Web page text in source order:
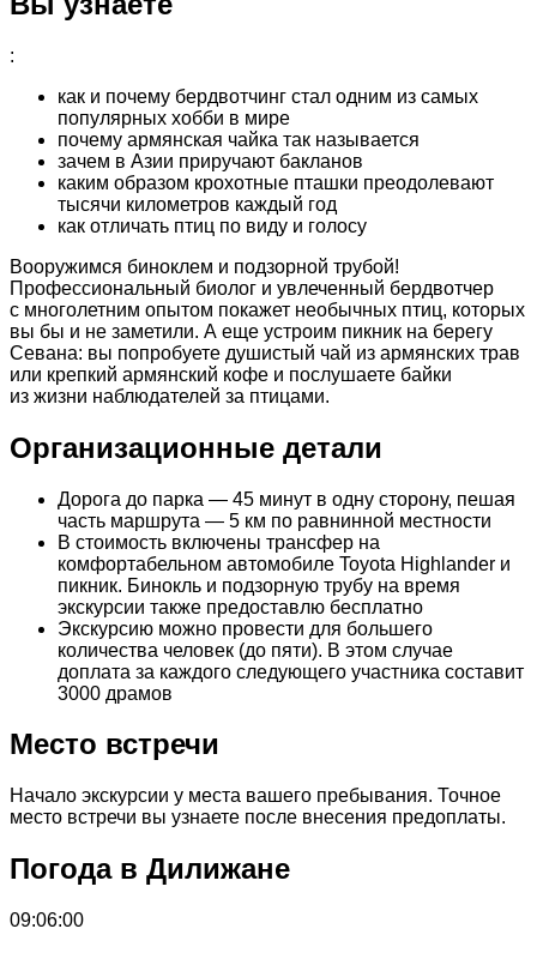
:
как и почему бердвотчинг стал одним из самых
популярных хобби в мире
почему армянская чайка так называется
зачем в Азии приручают бакланов
каким образом крохотные пташки преодолевают
тысячи километров каждый год
как отличать птиц по виду и голосу
Вооружимся биноклем и подзорной трубой!
Профессиональный биолог и увлеченный бердвотчер
с многолетним опытом покажет необычных птиц, которых
вы бы и не заметили. А еще устроим пикник на берегу
Севана: вы попробуете душистый чай из армянских трав
или крепкий армянский кофе и послушаете байки
из жизни наблюдателей за птицами.
Организационные детали
Дорога до парка — 45 минут в одну сторону, пешая
часть маршрута — 5 км по равнинной местности
В стоимость включены трансфер на
комфортабельном автомобиле Toyota Highlander и
пикник. Бинокль и подзорную трубу на время
экскурсии также предоставлю бесплатно
Экскурсию можно провести для большего
количества человек (до пяти). В этом случае
доплата за каждого следующего участника составит
3000 драмов
Место встречи
Начало экскурсии у места вашего пребывания. Точное
место встречи вы узнаете после внесения предоплаты.
Погода в Дилижане
09:06:00